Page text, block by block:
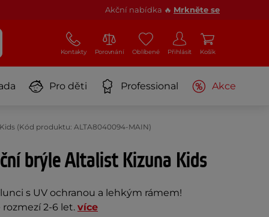
Akční nabídka 🔥 Mrkněte se
Kontakty Porovnání Oblíbené Přihlásit Košík
Pro děti Professional Akce
(Kód produktu: ALTA8040094-MAIN)
brýle Altalist Kizuna Kids
s UV ochranou a lehkým rámem!
2-6 let. více